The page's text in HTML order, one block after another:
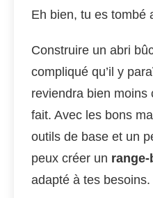
Eh bien, tu es tombé
Construire un abri
compliqué qu’il y
reviendra bien moins
fait. Avec les bons
outils de base et un
peux créer un
adapté à tes besoins.